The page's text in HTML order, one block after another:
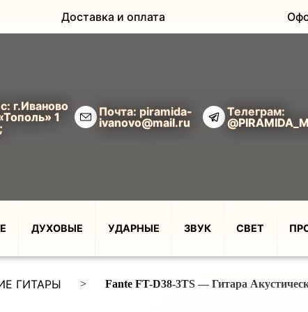
Доставка и оплата
г.Иваново
1
Почта: piramida-
ivanovo@mail.ru
Телеграм:
ДУХОВЫЕ УДАРНЫЕ ЗВУК СВЕТ
ГИТАРЫ > Fante FT-D38-3TS — Гитара